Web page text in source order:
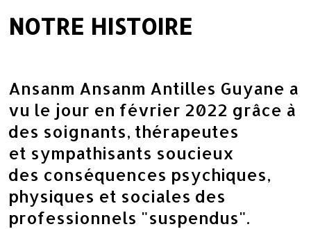
NOTRE HISTOIRE
Ansanm Ansanm Antilles Guyane a
vu le jour en février 2022 grâce à
des soignants, thérapeutes
et sympathisants soucieux
des conséquences psychiques,
physiques et sociales des
professionnels "suspendus".